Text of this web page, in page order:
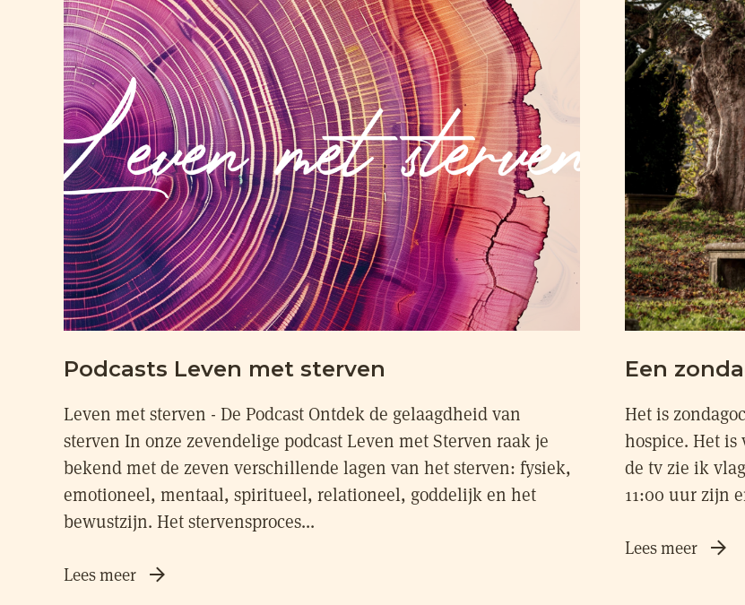
Podcasts Leven met sterven
Leven met sterven - De Podcast Ontdek de gelaagdheid van
sterven In onze zevendelige podcast Leven met Sterven raak je
bekend met de zeven verschillende lagen van het sterven: fysiek,
emotioneel, mentaal, spiritueel, relationeel, goddelijk en het
bewustzijn. Het stervensproces...
Lees meer
Een
Het is
hospice. Het is
de tv zie ik
11:00 uur zijn
Lees meer